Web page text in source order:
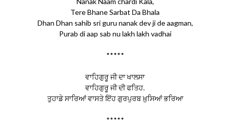
Tere Bhane Sarbat Da Bhala
Dhan Dhan sahib sri guru nanak dev ji de aagman,
Purab di aap sab nu lakh lakh vadhai
*****
ਵਾਹਿਗੁਰੂ ਜੀ ਦਾ ਖਾਲਸਾ
ਵਾਹਿਗੁਰੂ ਜੀ ਦੀ ਫਤਿਹ.
ਤੁਹਾਡੇ ਸਾਰਿਆਂ ਵਾਸਤੇ ਇੱਹ ਗੁਰਪੁਰਬ ਖ਼ੁਸਿਆਂ ਭਰਿਆ
*****